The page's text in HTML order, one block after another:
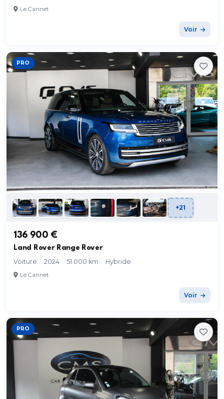
Le Cannet
Voir
PRO
+21
136 900 €
Land Rover Range Rover
Voiture · 2024 · 51 000 km · Hybride
Le Cannet
Voir
PRO